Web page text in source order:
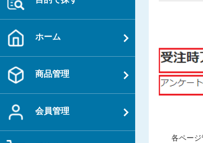
ホーム
商品管理
会員管理
過
各ページ